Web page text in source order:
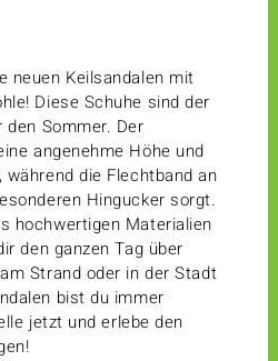
neuen Keilsandalen mit
Diese Schuhe sind der
Sommer. Der
angenehme Höhe und
die Flechtband an
Hingucker sorgt.
hochwertigen Materialien
den ganzen Tag über
Strand oder in der Stadt
bist du immer
jetzt und erlebe den